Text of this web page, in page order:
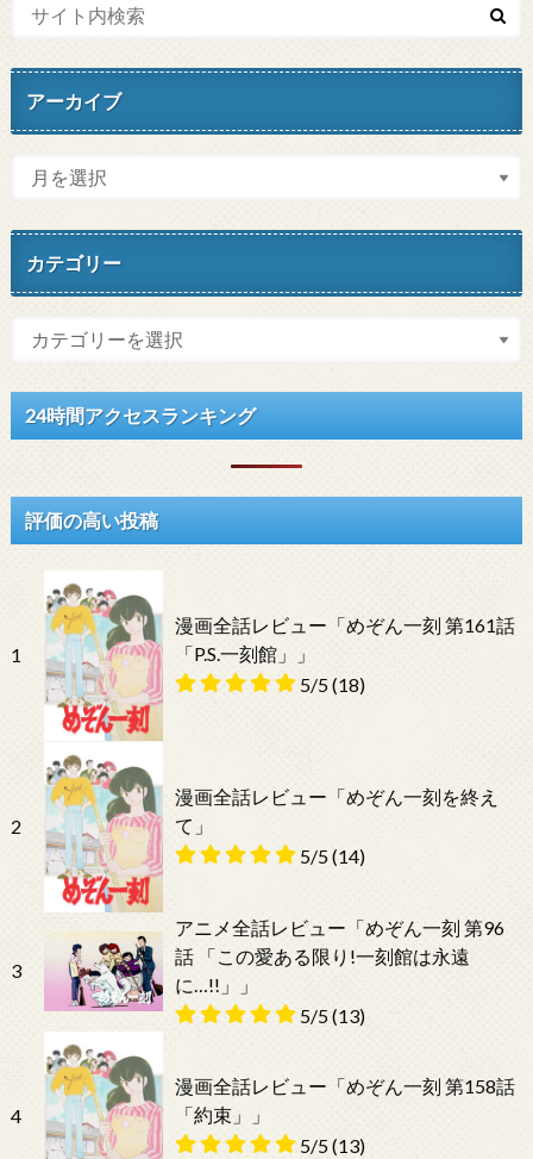
アーカイブ
カテゴリー
24時間アクセスランキング
評価の高い投稿
1
漫画全話レビュー「めぞん一刻 第161話
「P.S.一刻館」」
5/5(18)
2
漫画全話レビュー「めぞん一刻を終え
て」
5/5(14)
3
アニメ全話レビュー「めぞん一刻 第96
話 「この愛ある限り!一刻館は永遠
に…!!」」
5/5(13)
4
漫画全話レビュー「めぞん一刻 第158話
「約束」」
5/5(13)